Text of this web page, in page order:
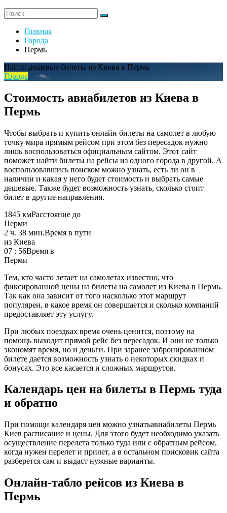
Главная
Города
Пермь
Найти дешевые билеты из Киева в Пермь
Города
Стоимость авиабилетов из Киева в
Пермь
Чтобы выбрать и купить онлайн билеты на самолет в любую
точку мира прямым рейсом при этом без пересадок нужно
лишь воспользоваться официальным сайтом. Этот сайт
поможет найти билеты на рейсы из одного города в другой. А
воспользовавшись поиском можно узнать, есть ли он в
наличии и какая у него будет стоимость и выбрать самые
дешевые. Также будет возможность узнать, сколько стоит
билет в другие направления.
1845 кмРасстояние до
Перми
2 ч. 38 мин.Время в пути
из Киева
07 : 56Время в
Перми
Тем, кто часто летает на самолетах известно, что
фиксированной цены на билеты на самолет из Киева в Пермь.
Так как она зависит от того насколько этот маршрут
популярен, в какое время он совершается и сколько компаний
предоставляет эту услугу.
При любых поездках время очень ценится, поэтому на
помощь выходит прямой рейс без пересадок. И они не только
экономят время, но и деньги. При заранее забронированном
билете дается возможность узнать о некоторых скидках и
бонусах. Это все касается и сложных маршрутов.
Календарь цен на билеты в Пермь туда
и обратно
При помощи календаря цен можно узнатьавиабилеты Пермь
Киев расписание и цены. Для этого будет необходимо указать
осуществление перелета только туда или с обратным рейсом,
когда нужен перелет и прилет, а в остальном поисковик сайта
разберется сам и выдаст нужные варианты.
Онлайн-табло рейсов из Киева в
Пермь